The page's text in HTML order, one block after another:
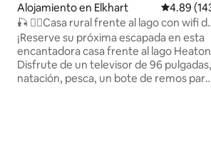
Alojamiento en Elkhart
4.89
🎣 🚣‍♂️Casa rural frente al lago con wifi
alta velocidad
¡Reserve su próxima escapada en esta
encantadora casa frente al lago
Disfrute de un televisor de 96 pulgadas,
natación, pesca, un bote de remos para